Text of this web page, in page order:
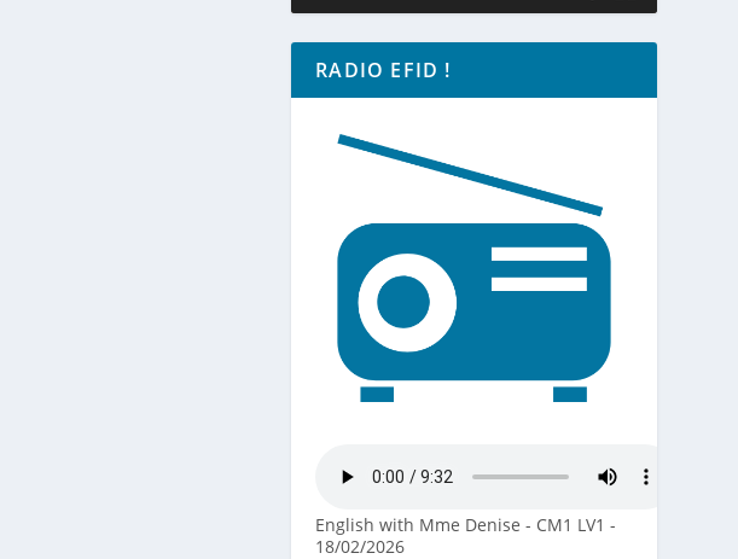
RADIO EFID !
English with Mme Denise - CM1 LV1 -
18/02/2026